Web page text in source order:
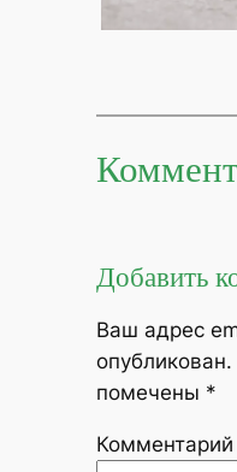
Добавить
Ваш адрес
опубликован.
помечены *
Комментарий